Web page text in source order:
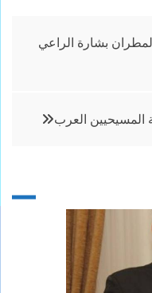
بشارة الراعي
العرب